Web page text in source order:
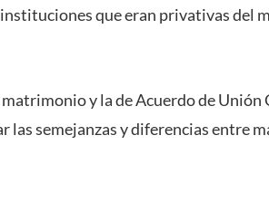
que eran privativas del
y la de Acuerdo de Unión
las semejanzas y diferencias entre